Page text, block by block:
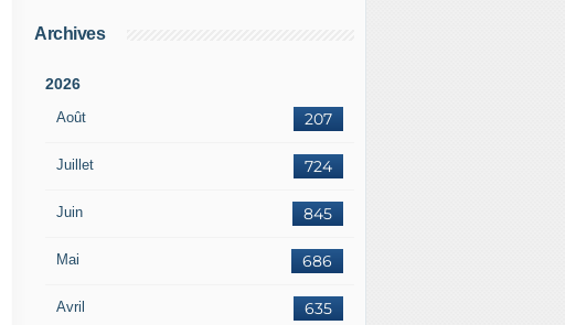
Archives
2026
Août 207
Juillet 724
Juin 845
Mai 686
Avril 635